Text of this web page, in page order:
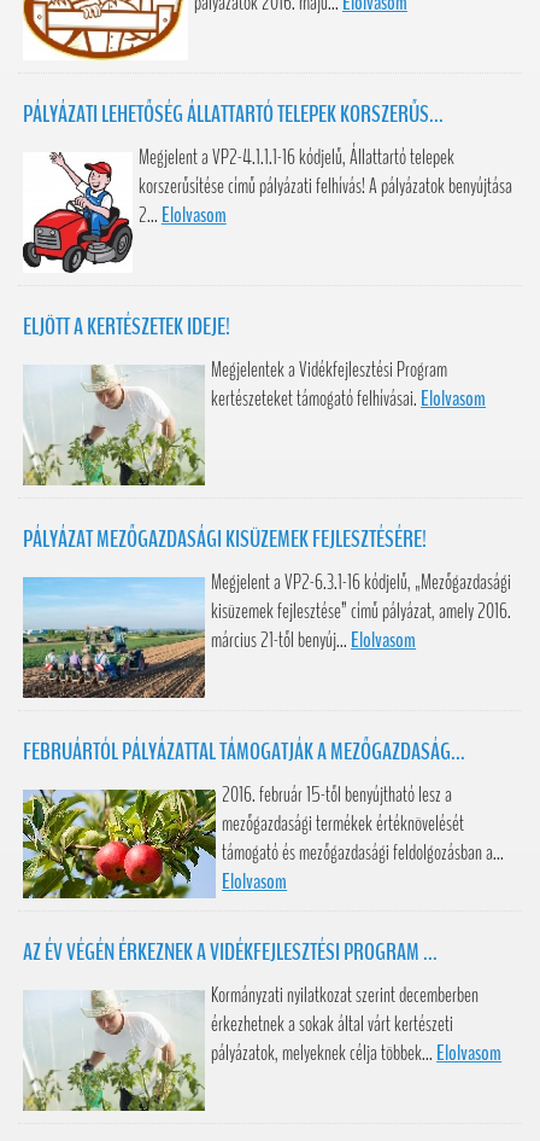
PÁLYÁZATI LEHETŐSÉG ÁLLATTARTÓ TELEPEK KORSZERŰS...
Megjelent a VP2-4.1.1.1-16 kódjelű, Állattartó telepek
korszerűsítése című pályázati felhívás! A pályázatok benyújtása
2... Elolvasom
ELJÖTT A KERTÉSZETEK IDEJE!
Megjelentek a Vidékfejlesztési Program
kertészeteket támogató felhívásai. Elolvasom
PÁLYÁZAT MEZŐGAZDASÁGI KISÜZEMEK FEJLESZTÉSÉRE!
Megjelent a VP2-6.3.1-16 kódjelű, „Mezőgazdasági
kisüzemek fejlesztése” című pályázat, amely 2016.
március 21-től benyúj... Elolvasom
FEBRUÁRTÓL PÁLYÁZATTAL TÁMOGATJÁK A MEZŐGAZDASÁG...
2016. február 15-től benyújtható lesz a
mezőgazdasági termékek értéknövelését
támogató és mezőgazdasági feldolgozásban a...
Elolvasom
AZ ÉV VÉGÉN ÉRKEZNEK A VIDÉKFEJLESZTÉSI PROGRAM ...
Kormányzati nyilatkozat szerint decemberben
érkezhetnek a sokak által várt kertészeti
pályázatok, melyeknek célja többek... Elolvasom